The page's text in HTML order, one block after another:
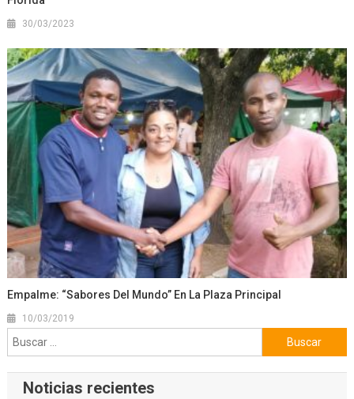
30/03/2023
Empalme: “Sabores Del Mundo” En La Plaza Principal
10/03/2019
Buscar:
Noticias recientes